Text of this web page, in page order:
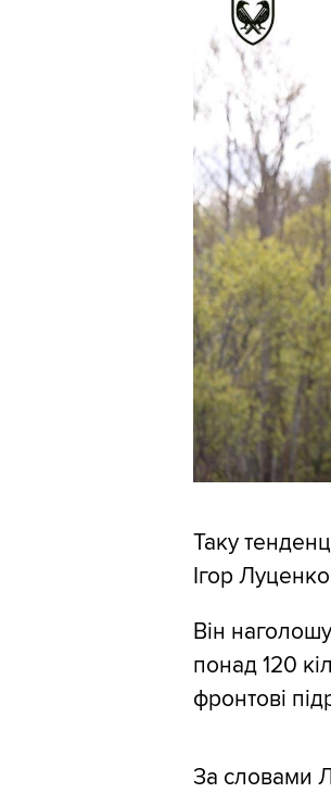
Таку
Ігор
Він
понад 120
фронтові
За словами